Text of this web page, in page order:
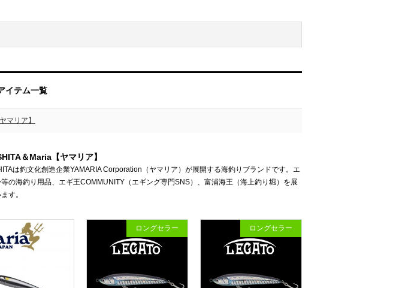
イテム一覧
マリア】
＆Maria【ヤマリア】
は釣文化創造企業YAMARIA Corporation（ヤマリア）が展開する海釣りブランドです。エ
の海釣り用品、エギ王COMMUNITY（エギング専門SNS）、富浦海王（海上釣り堀）を展
す。
ロングセラー ロングセラー